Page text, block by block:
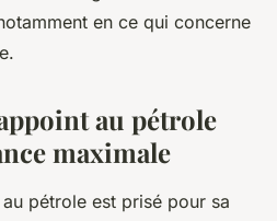
en ce qui concerne
au pétrole
maximale
pétrole est prisé pour sa